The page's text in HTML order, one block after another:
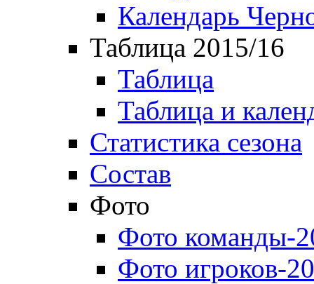
Календарь
Таблица 2015/16
Таблица
Таблица и
Статистика сезона
Состав
Фото
Фото команды-
Фото игроков-